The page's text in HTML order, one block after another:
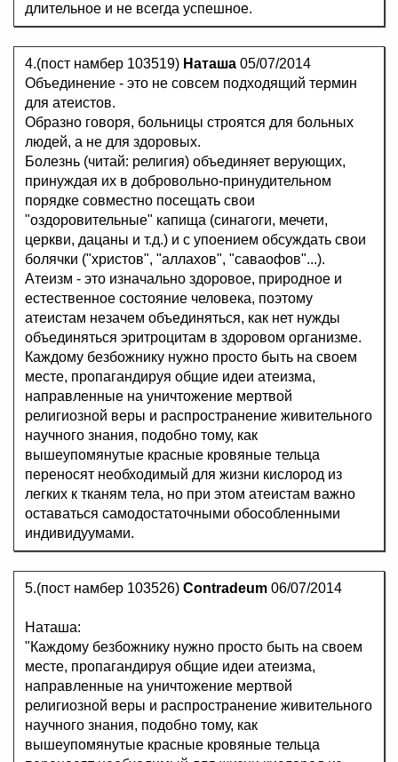
длительное и не всегда успешное.
4.(пост намбер 103519) Наташа 05/07/2014
Объединение - это не совсем подходящий термин
для атеистов.
Образно говоря, больницы строятся для больных
людей, а не для здоровых.
Болезнь (читай: религия) объединяет верующих,
принуждая их в добровольно-принудительном
порядке совместно посещать свои
"оздоровительные" капища (синагоги, мечети,
церкви, дацаны и т.д.) и с упоением обсуждать свои
болячки ("христов", "аллахов", "саваофов"...).
Атеизм - это изначально здоровое, природное и
естественное состояние человека, поэтому
атеистам незачем объединяться, как нет нужды
объединяться эритроцитам в здоровом организме.
Каждому безбожнику нужно просто быть на своем
месте, пропагандируя общие идеи атеизма,
направленные на уничтожение мертвой
религиозной веры и распространение живительного
научного знания, подобно тому, как
вышеупомянутые красные кровяные тельца
переносят необходимый для жизни кислород из
легких к тканям тела, но при этом атеистам важно
оставаться самодостаточными обособленными
индивидуумами.
5.(пост намбер 103526) Contradeum 06/07/2014
Наташа:
"Каждому безбожнику нужно просто быть на своем
месте, пропагандируя общие идеи атеизма,
направленные на уничтожение мертвой
религиозной веры и распространение живительного
научного знания, подобно тому, как
вышеупомянутые красные кровяные тельца